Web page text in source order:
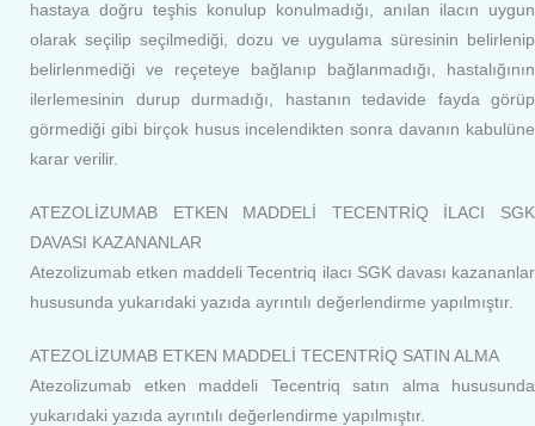
hastaya doğru teşhis konulup konulmadığı, anılan ilacın uygun
olarak seçilip seçilmediği, dozu ve uygulama süresinin belirlenip
belirlenmediği ve reçeteye bağlanıp bağlanmadığı, hastalığının
ilerlemesinin durup durmadığı, hastanın tedavide fayda görüp
görmediği gibi birçok husus incelendikten sonra davanın kabulüne
karar verilir.
ATEZOLİZUMAB ETKEN MADDELİ TECENTRİQ İLACI SGK
DAVASI KAZANANLAR
Atezolizumab etken maddeli Tecentriq ilacı SGK davası kazananlar
hususunda yukarıdaki yazıda ayrıntılı değerlendirme yapılmıştır.
ATEZOLİZUMAB ETKEN MADDELİ TECENTRİQ SATIN ALMA
Atezolizumab etken maddeli Tecentriq satın alma hususunda
yukarıdaki yazıda ayrıntılı değerlendirme yapılmıştır.